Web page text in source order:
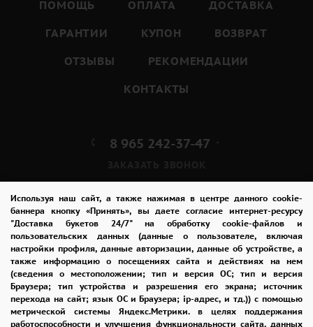
Используя наш сайт, а также нажимая в центре данного cookie-
баннера кнопку «Принять», вы даете согласие интернет-ресурсу
"Доставка букетов 24/7" на обработку cookie-файлов и
пользовательских данных (данные о пользователе, включая
настройки профиля, данные авторизации, данные об устройстве, а
также информацию о посещениях сайта и действиях на нем
(сведения о местоположении; тип и версия ОС; тип и версия
Браузера; тип устройства и разрешения его экрана; источник
перехода на сайт; язык ОС и Браузера; ip-адрес, и тд.)) с помощью
метрической системы Яндекс.Метрики. в целях поддержания
работоспособности и улучшения функциональности сайта, данных
ПОМОЩЬ ОПЛАТА
ДОСТАВКА
ГАРАНТИИ
КУПОН
ВОЗВРАТ
ОТЗЫВЫ
РЕКОМЕНДАЦИИ
КОНТАКТЫ
8 965 242-37-47
admin@buket24delivery.ru
ул. Красная Горка д. 36А,
ТЦ «Южный»
ПОЛИТИКА КОНФИДЕНЦИАЛЬНОСТИ